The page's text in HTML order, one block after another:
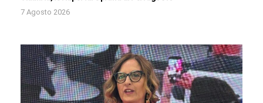
7 Agosto 2026